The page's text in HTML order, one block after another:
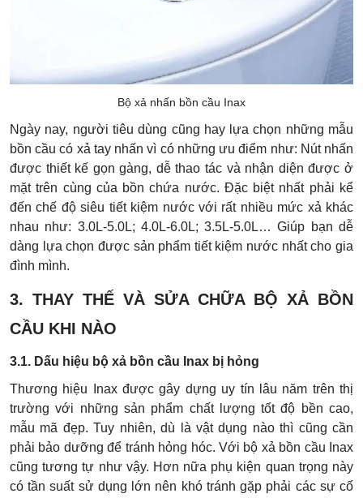
Bộ xả nhấn bồn cầu Inax
Ngày nay, người tiêu dùng cũng hay lựa chọn những mẫu
bồn cầu có xả tay nhấn vì có những ưu điểm như: Nút nhấn
được thiết kế gọn gàng, dễ thao tác và nhận diện được ở
mặt trên cùng của bồn chứa nước. Đặc biệt nhất phải kể
đến chế độ siêu tiết kiệm nước với rất nhiều mức xả khác
nhau như: 3.0L-5.0L; 4.0L-6.0L; 3.5L-5.0L… Giúp bạn dễ
dàng lựa chọn được sản phẩm tiết kiệm nước nhất cho gia
đình mình.
3. THAY THẾ VÀ SỬA CHỮA BỘ XẢ BỒN
CẦU KHI NÀO
3.1. Dấu hiệu bộ xả bồn cầu Inax bị hỏng
Thương hiệu Inax được gây dựng uy tín lâu năm trên thị
trường với những sản phẩm chất lượng tốt độ bền cao,
mẫu mã đẹp. Tuy nhiên, dù là vật dụng nào thì cũng cần
phải bảo dưỡng để tránh hỏng hóc. Với bộ xả bồn cầu Inax
cũng tương tự như vậy. Hơn nữa phụ kiện quan trọng này
có tần suất sử dụng lớn nên khó tránh gặp phải các sự cố